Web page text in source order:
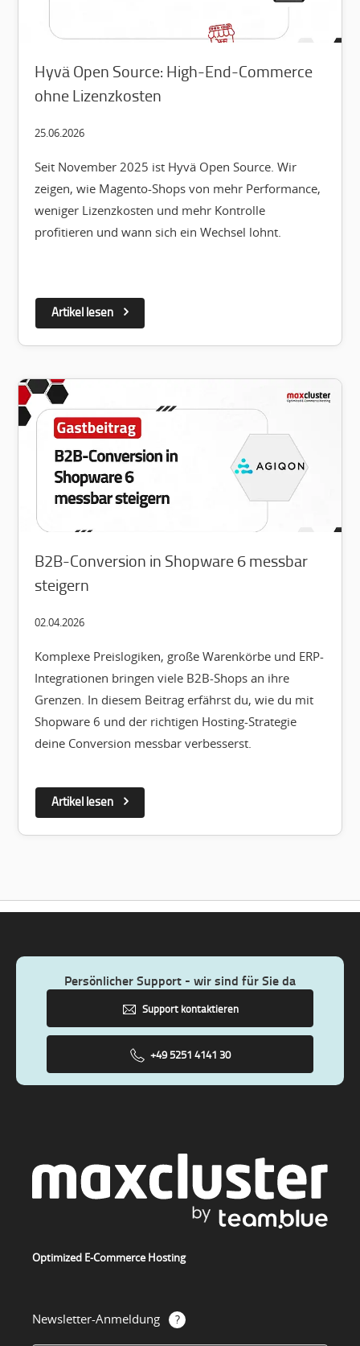
Hyvä Open Source: High-End-Commerce
ohne Lizenzkosten
25.06.2026
Seit November 2025 ist Hyvä Open Source. Wir
zeigen, wie Magento-Shops von mehr Performance,
weniger Lizenzkosten und mehr Kontrolle
profitieren und wann sich ein Wechsel lohnt.
Artikel lesen
B2B-Conversion in Shopware 6 messbar
steigern
02.04.2026
Komplexe Preislogiken, große Warenkörbe und ERP-
Integrationen bringen viele B2B-Shops an ihre
Grenzen. In diesem Beitrag erfährst du, wie du mit
Shopware 6 und der richtigen Hosting-Strategie
deine Conversion messbar verbesserst.
Artikel lesen
Persönlicher Support - wir sind für Sie da
Support kontaktieren
+49 5251 4141 30
Optimized E-Commerce Hosting
Newsletter-Anmeldung